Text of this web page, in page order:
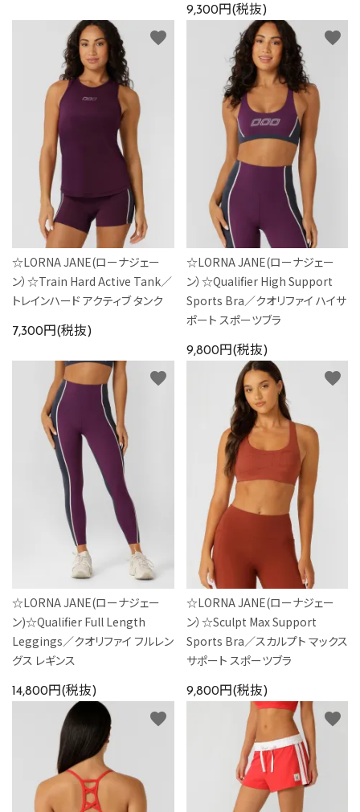
9,300円(税抜)
☆LORNA JANE(ローナジェー
ン）☆Train Hard Active Tank／
トレインハード アクティブ タンク
7,300円(税抜)
favorite
☆LORNA JANE(ローナジェー
ン）☆Qualifier High Support
Sports Bra／クオリファイ ハイサ
ポート スポーツブラ
9,800円(税抜)
favorite
☆LORNA JANE(ローナジェー
ン)☆Qualifier Full Length
Leggings／クオリファイ フルレン
グス レギンス
14,800円(税抜)
favorite
☆LORNA JANE(ローナジェー
ン）☆Sculpt Max Support
Sports Bra／スカルプト マックス
サポート スポーツブラ
9,800円(税抜)
favorite
favorite favorite